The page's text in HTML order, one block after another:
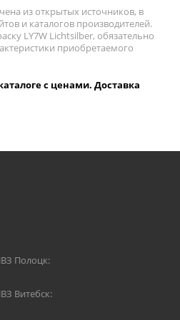
из открытых источников, в
и каталогов производителей.
LY7W Lichtsilber, обязательно
приобретаемого
с ценами. Доставка
Полоцк:
Витебск: